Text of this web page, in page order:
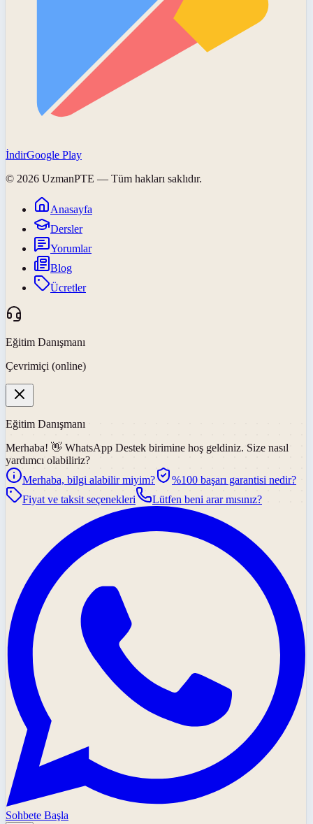
İndirGoogle Play
© 2026 UzmanPTE — Tüm hakları saklıdır.
Anasayfa
Dersler
Yorumlar
Blog
Ücretler
Eğitim Danışmanı
Çevrimiçi (online)
Eğitim Danışmanı
Merhaba! 👋 WhatsApp Destek birimine hoş geldiniz. Size nasıl
yardımcı olabiliriz?
Merhaba, bilgi alabilir miyim?
%100 başarı garantisi nedir?
Fiyat ve taksit seçenekleri
Lütfen beni arar mısınız?
Sohbete Başla